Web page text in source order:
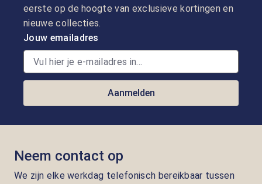
eerste op de hoogte van exclusieve kortingen en
nieuwe collecties.
Jouw emailadres
Aanmelden
Neem contact op
We zijn elke werkdag telefonisch bereikbaar tussen